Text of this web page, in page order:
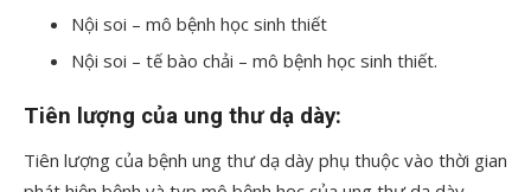
Nội soi – mô bệnh học sinh thiết
Nội soi – tế bào chải – mô bệnh học sinh thiết.
Tiên lượng của ung thư dạ dày:
Tiên lượng của bệnh ung thư dạ dày phụ thuộc vào thời gian